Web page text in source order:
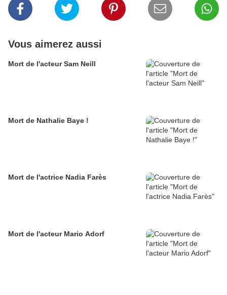
Vous aimerez aussi
Mort de l'acteur Sam Neill
Mort de Nathalie Baye !
Mort de l'actrice Nadia Farès
Mort de l'acteur Mario Adorf